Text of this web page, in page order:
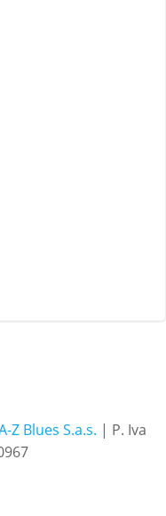
Z Blues S.a.s. | P. Iva